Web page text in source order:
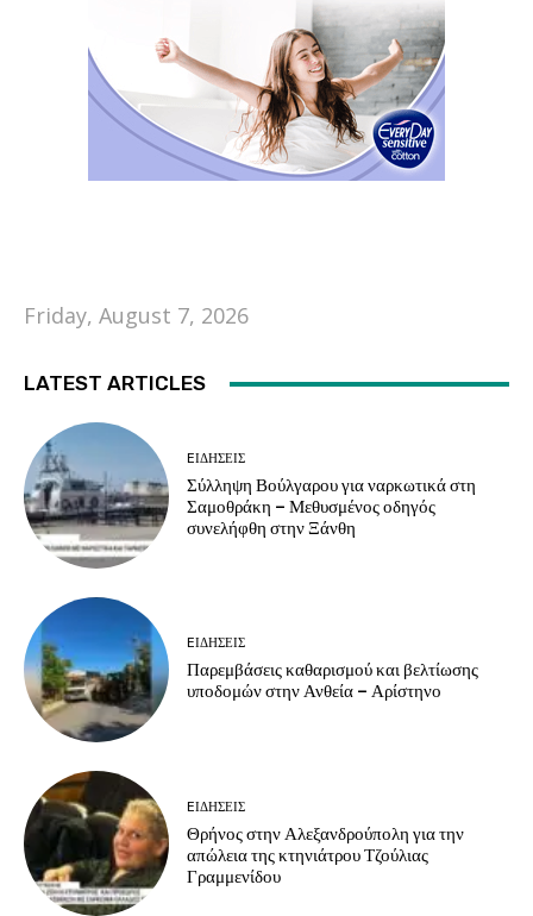
Friday, August 7, 2026
LATEST ARTICLES
EΙΔΗΣΕΙΣ
Σύλληψη Βούλγαρου για ναρκωτικά στη
Σαμοθράκη – Μεθυσμένος οδηγός
συνελήφθη στην Ξάνθη
EΙΔΗΣΕΙΣ
Παρεμβάσεις καθαρισμού και βελτίωσης
υποδομών στην Ανθεία – Αρίστηνο
EΙΔΗΣΕΙΣ
Θρήνος στην Αλεξανδρούπολη για την
απώλεια της κτηνιάτρου Τζούλιας
Γραμμενίδου